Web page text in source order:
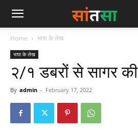
Home भापा के लेख
भापा के लेख
२/१ डबरों से सागर
By admin - February 17, 2022